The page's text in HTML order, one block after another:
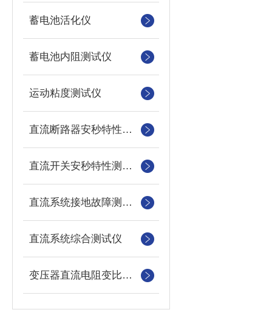
蓄电池活化仪
蓄电池内阻测试仪
运动粘度测试仪
直流断路器安秒特性测试仪
直流开关安秒特性测试仪
直流系统接地故障测试仪
直流系统综合测试仪
变压器直流电阻变比测试仪